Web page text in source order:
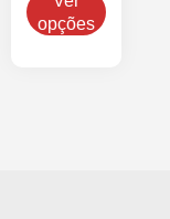
opções